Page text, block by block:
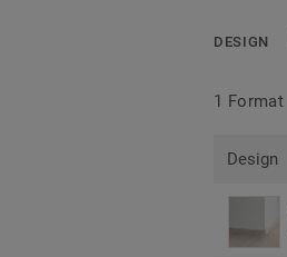
DESIGN
1 Format
Design